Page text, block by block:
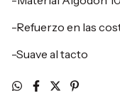
-Refuerzo en las
-Suave al tacto